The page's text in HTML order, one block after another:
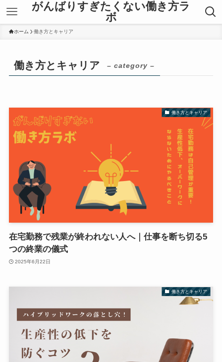
がんばりすぎたくない働き方ラ
ボ
ホーム 働き方とキャリア
働き方とキャリア – category –
働き方とキャリア
在宅勤務で残業が終われない人へ｜仕事を断ち切る5
つの終業の儀式
2025年6月22日
働き方とキャリア